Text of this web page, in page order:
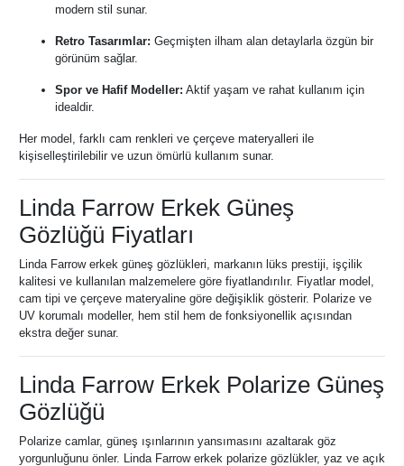
modern stil sunar.
Retro Tasarımlar: Geçmişten ilham alan detaylarla özgün bir
görünüm sağlar.
Spor ve Hafif Modeller: Aktif yaşam ve rahat kullanım için
idealdir.
Her model, farklı cam renkleri ve çerçeve materyalleri ile
kişiselleştirilebilir ve uzun ömürlü kullanım sunar.
Linda Farrow Erkek Güneş
Gözlüğü Fiyatları
Linda Farrow erkek güneş gözlükleri, markanın lüks prestiji, işçilik
kalitesi ve kullanılan malzemelere göre fiyatlandırılır. Fiyatlar model,
cam tipi ve çerçeve materyaline göre değişiklik gösterir. Polarize ve
UV korumalı modeller, hem stil hem de fonksiyonellik açısından
ekstra değer sunar.
Linda Farrow Erkek Polarize Güneş
Gözlüğü
Polarize camlar, güneş ışınlarının yansımasını azaltarak göz
yorgunluğunu önler. Linda Farrow erkek polarize gözlükler, yaz ve açık